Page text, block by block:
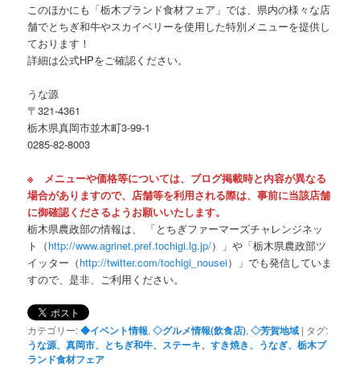
このほかにも「栃木ブランド食材フェア」では、県内の様々な店
舗でとちぎ和牛やスカイベリーを使用した特別メニューを提供し
ております！
詳細は公式HPをご確認ください。
うな源
〒321-4361
栃木県真岡市並木町3-99-1
0285-82-8003
※ メニューや価格等については、ブログ掲載時と内容が異なる
場合がありますので、店舗等を利用される際は、事前に当該店舗
に御確認くださるようお願いいたします。
栃木県農政部の情報は、 「とちぎファーマーズチャレンジネッ
ト（http://www.agrinet.pref.tochigi.lg.jp/）」や「栃木県農政部ツ
イッター（http://twitter.com/tochigi_nousei）」でも発信していま
すので、是非、ご利用ください。
カテゴリー:◆イベント情報,◇グルメ情報(飲食店),◇芳賀地域 | タグ:
うな源、真岡市、とちぎ和牛、ステーキ、すき焼き、うなぎ、栃木ブ
ランド食材フェア